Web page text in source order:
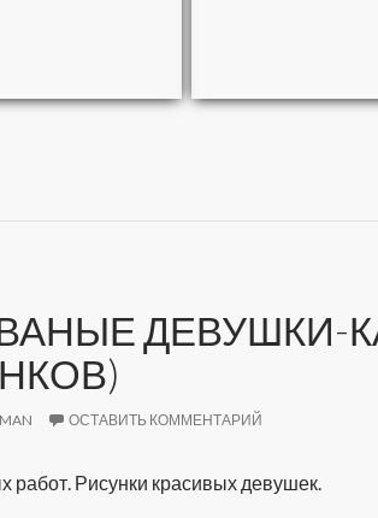
негритяночка (10 фото)
ДЕВУШКИ-
ОСТАВИТЬ КОММЕНТАРИЙ
работ. Рисунки красивых девушек.